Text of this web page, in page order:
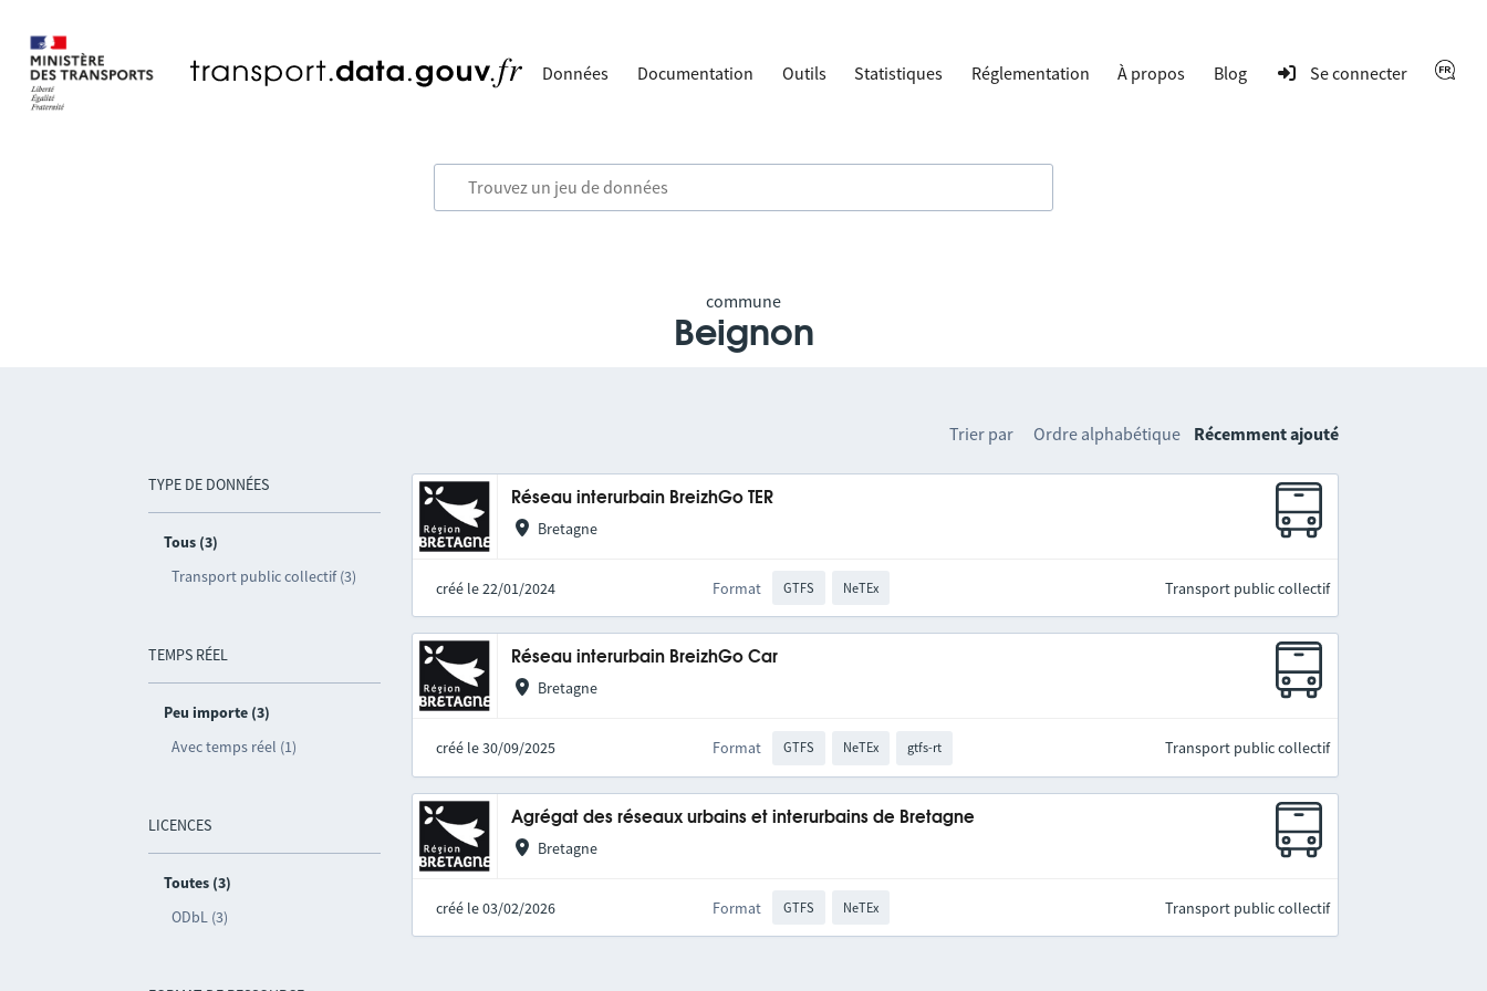
Données Documentation Outils Statistiques Réglementation À propos Blog Se connecter
commune
Beignon
TYPE DE DONNÉES
Tous (3)
Transport public collectif (3)
TEMPS RÉEL
Peu importe (3)
Avec temps réel (1)
LICENCES
Toutes (3)
ODbL (3)
Trier par Ordre alphabétique Récemment ajouté
Réseau interurbain BreizhGo TER
Bretagne
créé le 22/01/2024 Format GTFS NeTEx Transport public collectif
Réseau interurbain BreizhGo Car
Bretagne
créé le 30/09/2025 Format GTFS NeTEx gtfs-rt Transport public collectif
Agrégat des réseaux urbains et interurbains de Bretagne
Bretagne
créé le 03/02/2026 Format GTFS NeTEx Transport public collectif